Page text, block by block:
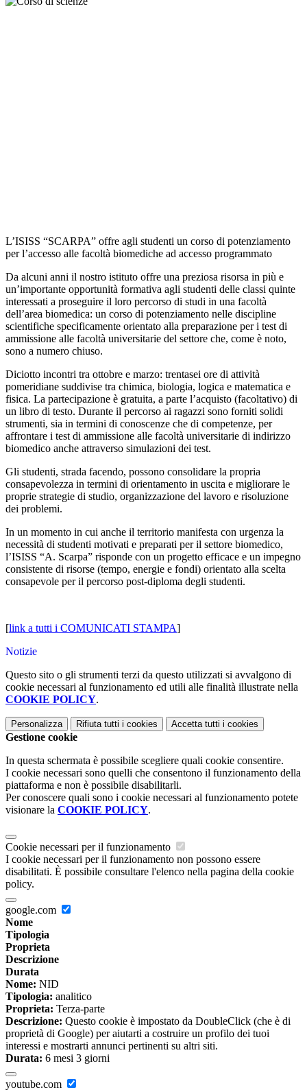
L’ISISS “SCARPA” offre agli studenti un corso di potenziamento
per l’accesso alle facoltà biomediche ad accesso programmato
Da alcuni anni il nostro istituto offre una preziosa risorsa in più e
un’importante opportunità formativa agli studenti delle classi quinte
interessati a proseguire il loro percorso di studi in una facoltà
dell’area biomedica: un corso di potenziamento nelle discipline
scientifiche specificamente orientato alla preparazione per i test di
ammissione alle facoltà universitarie del settore che, come è noto,
sono a numero chiuso.
Diciotto incontri tra ottobre e marzo: trentasei ore di attività
pomeridiane suddivise tra chimica, biologia, logica e matematica e
fisica. La partecipazione è gratuita, a parte l’acquisto (facoltativo) di
un libro di testo. Durante il percorso ai ragazzi sono forniti solidi
strumenti, sia in termini di conoscenze che di competenze, per
affrontare i test di ammissione alle facoltà universitarie di indirizzo
biomedico anche attraverso simulazioni dei test.
Gli studenti, strada facendo, possono consolidare la propria
consapevolezza in termini di orientamento in uscita e migliorare le
proprie strategie di studio, organizzazione del lavoro e risoluzione
dei problemi.
In un momento in cui anche il territorio manifesta con urgenza la
necessità di studenti motivati e preparati per il settore biomedico,
l’ISISS “A. Scarpa” risponde con un progetto efficace e un impegno
consistente di risorse (tempo, energie e fondi) orientato alla scelta
consapevole per il percorso post-diploma degli studenti.
[link a tutti i COMUNICATI STAMPA]
Notizie
Questo sito o gli strumenti terzi da questo utilizzati si avvalgono di
cookie necessari al funzionamento ed utili alle finalità illustrate nella
COOKIE POLICY.
Personalizza Rifiuta tutti i cookies Accetta tutti i cookies
Gestione cookie
In questa schermata è possibile scegliere quali cookie consentire.
I cookie necessari sono quelli che consentono il funzionamento della
piattaforma e non è possibile disabilitarli.
Per conoscere quali sono i cookie necessari al funzionamento potete
visionare la COOKIE POLICY.
Cookie necessari per il funzionamento
I cookie necessari per il funzionamento non possono essere
disabilitati. È possibile consultare l'elenco nella pagina della cookie
policy.
google.com
Nome
Tipologia
Proprieta
Descrizione
Durata
Nome: NID
Tipologia: analitico
Proprieta: Terza-parte
Descrizione: Questo cookie è impostato da DoubleClick (che è di
proprietà di Google) per aiutarti a costruire un profilo dei tuoi
interessi e mostrarti annunci pertinenti su altri siti.
Durata: 6 mesi 3 giorni
youtube.com